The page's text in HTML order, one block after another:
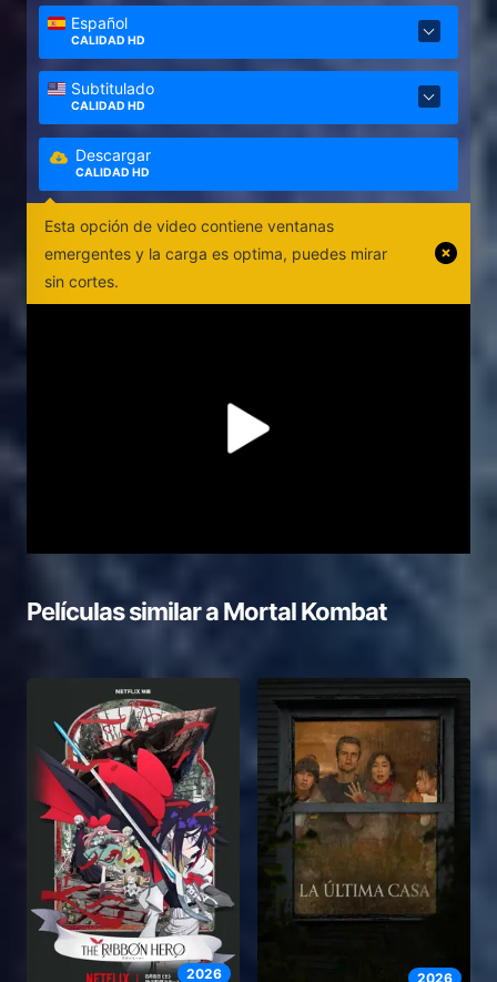
Español
CALIDAD HD
Subtitulado
CALIDAD HD
Descargar
CALIDAD HD
Esta opción de video contiene ventanas
emergentes y la carga es optima, puedes mirar
sin cortes.
Películas similar aMortal Kombat
2026 2026